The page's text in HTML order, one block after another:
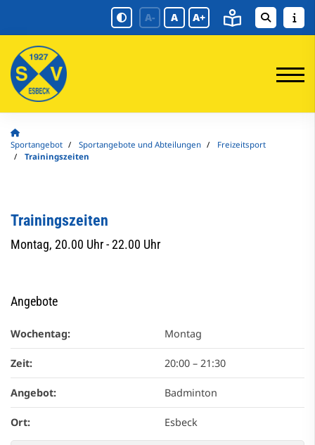
A- A A+
Sportangebot Sportangebote und Abteilungen
Freizeitsport
Trainingszeiten
Trainingszeiten
Montag, 20.00 Uhr - 22.00 Uhr
Angebote
Wochentag: Montag
Zeit: 20:00 – 21:30
Angebot: Badminton
Ort: Esbeck